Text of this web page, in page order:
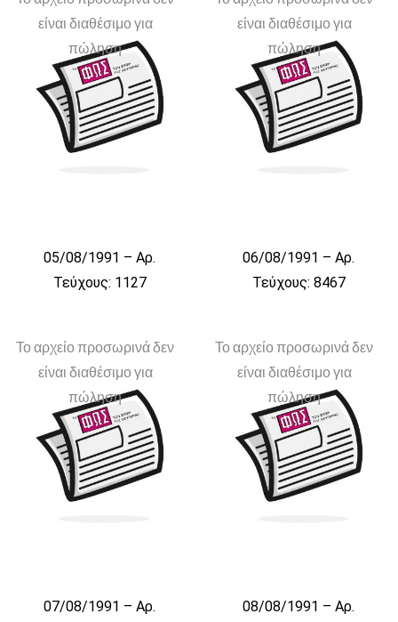
είναι διαθέσιμο για
πώληση
05/08/1991 – Αρ.
Τεύχους: 1127
είναι διαθέσιμο για
πώληση
06/08/1991 – Αρ.
Τεύχους: 8467
Το αρχείο προσωρινά δεν
είναι διαθέσιμο για
πώληση
07/08/1991 – Αρ.
Το αρχείο προσωρινά δεν
είναι διαθέσιμο για
πώληση
08/08/1991 – Αρ.